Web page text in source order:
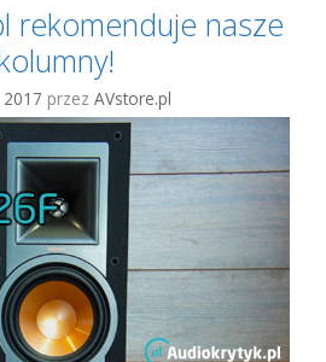
rekomenduje nasze
przez AVstore.pl